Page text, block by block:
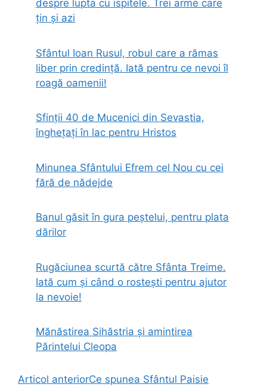
despre lupta cu ispitele. Trei arme care
țin și azi
Sfântul Ioan Rusul, robul care a rămas
liber prin credință. Iată pentru ce nevoi îl
roagă oamenii!
Sfinții 40 de Mucenici din Sevastia,
înghețați în lac pentru Hristos
Minunea Sfântului Efrem cel Nou cu cei
fără de nădejde
Banul găsit în gura peștelui, pentru plata
dărilor
Rugăciunea scurtă către Sfânta Treime.
Iată cum și când o rostești pentru ajutor
la nevoie!
Mănăstirea Sihăstria și amintirea
Părintelui Cleopa
Articol anteriorCe spunea Sfântul Paisie